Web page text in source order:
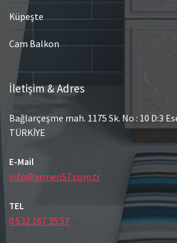
Küpeşte
Cam Balkon
İletişim & Adres
Bağlarçeşme mah. 1175 Sk. No : 10 D:3
TÜRKİYE
E-Mail
info@armen57.com.tr
TEL
0 532 167 35 57